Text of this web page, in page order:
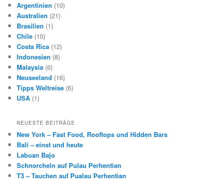
Argentinien (10)
Australien (21)
Brasilien (1)
Chile (10)
Costa Rica (12)
Indonesien (8)
Malaysia (6)
Neuseeland (16)
Tipps Weltreise (6)
USA (1)
NEUESTE BEITRÄGE
New York – Fast Food, Rooftops und Hidden Bars
Bali – einst und heute
Labuan Bajo
Schnorcheln auf Pulau Perhentian
T3 – Tauchen auf Pualau Perhentian